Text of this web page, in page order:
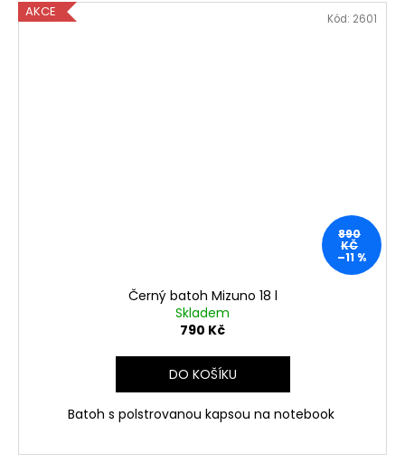
AKCE
890
KČ
–11 %
Černý batoh Mizuno 18 l
Skladem
790 Kč
DO KOŠÍKU
Batoh s polstrovanou kapsou na notebook
Kód: 2601